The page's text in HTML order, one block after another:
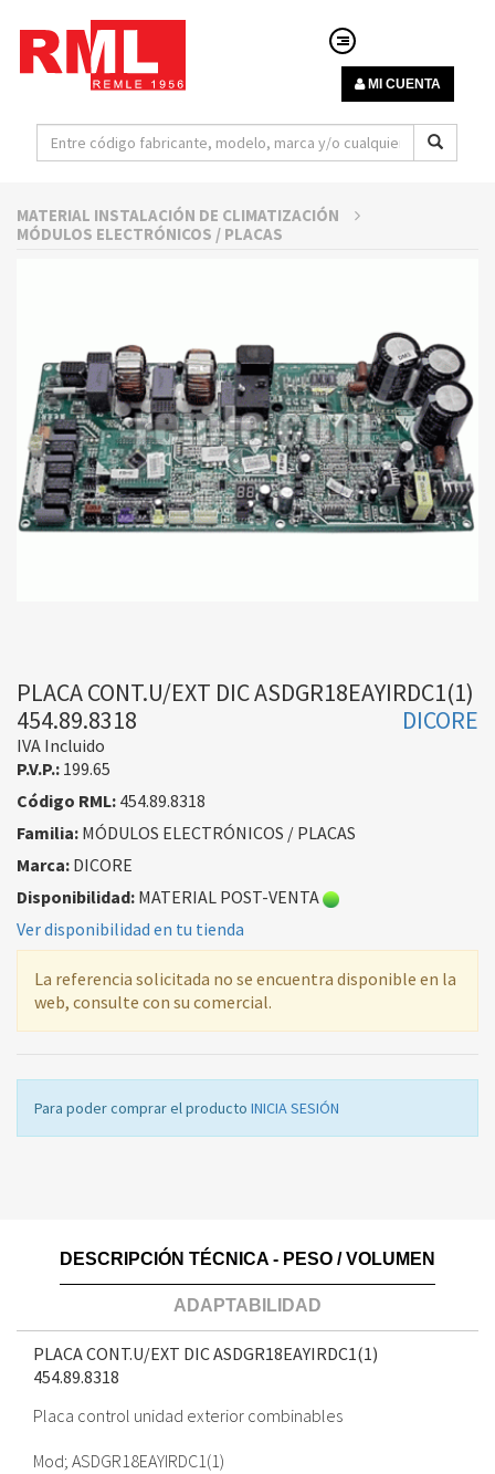
MI CUENTA
MATERIAL INSTALACIÓN DE CLIMATIZACIÓN
MÓDULOS ELECTRÓNICOS / PLACAS
PLACA CONT.U/EXT DIC ASDGR18EAYIRDC1(1)
454.89.8318
DICORE
IVA Incluido
P.V.P.: 199.65
Código RML: 454.89.8318
Familia: MÓDULOS ELECTRÓNICOS / PLACAS
Marca: DICORE
Disponibilidad: MATERIAL POST-VENTA
Ver disponibilidad en tu tienda
La referencia solicitada no se encuentra disponible en la
web, consulte con su comercial.
Para poder comprar el producto INICIA SESIÓN
DESCRIPCIÓN TÉCNICA - PESO / VOLUMEN
ADAPTABILIDAD
PLACA CONT.U/EXT DIC ASDGR18EAYIRDC1(1)
454.89.8318
Placa control unidad exterior combinables
Mod; ASDGR18EAYIRDC1(1)